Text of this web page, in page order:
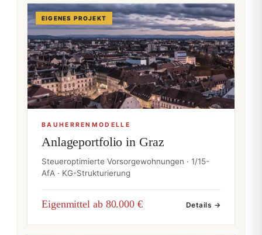
EIGENES PROJEKT
BAUHERRENMODELLE
Anlageportfolio in Graz
Steueroptimierte Vorsorgewohnungen · 1/15-
AfA · KG-Strukturierung
Eigenmittel ab 80.000 € Details →